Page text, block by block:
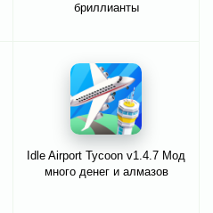
бриллианты
Idle Airport Tycoon v1.4.7 Мод
много денег и алмазов